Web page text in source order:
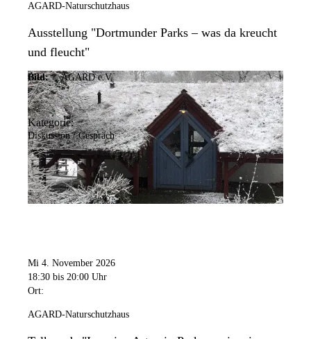
AGARD-Naturschutzhaus
Ausstellung "Dortmunder Parks – was da kreucht
und fleucht"
Bild: © AGARD e.V.
Kategorie:
Diskussion / Gespräch
Mi 4. November 2026
18:30 bis 20:00 Uhr
Ort:
AGARD-Naturschutzhaus